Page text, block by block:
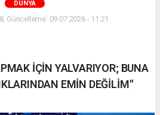
DÜNYA
Güncelleme: 09.07.2026 - 11:21
İÇİN YALVARIYOR; BUNA
EMİN DEĞİLİM"